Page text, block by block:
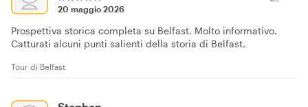
20 maggio 2026
Prospettiva storica completa su Belfast. Molto informativo.
Catturati alcuni punti salienti della storia di Belfast.
Tour di Belfast